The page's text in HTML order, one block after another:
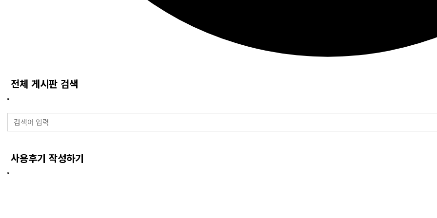
전체 게시판 검색
사용후기 작성하기